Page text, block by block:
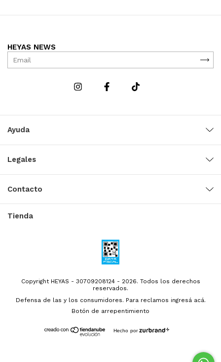
HEYAS NEWS
Ayuda
Legales
Contacto
Tienda
Copyright HEYAS - 30709208124 - 2026. Todos los derechos
reservados.
Defensa de las y los consumidores. Para reclamos ingresá acá.
Botón de arrepentimiento
Hecho por